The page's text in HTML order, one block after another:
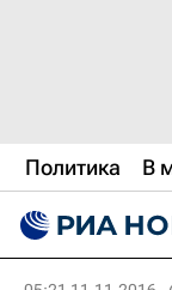
Политика В